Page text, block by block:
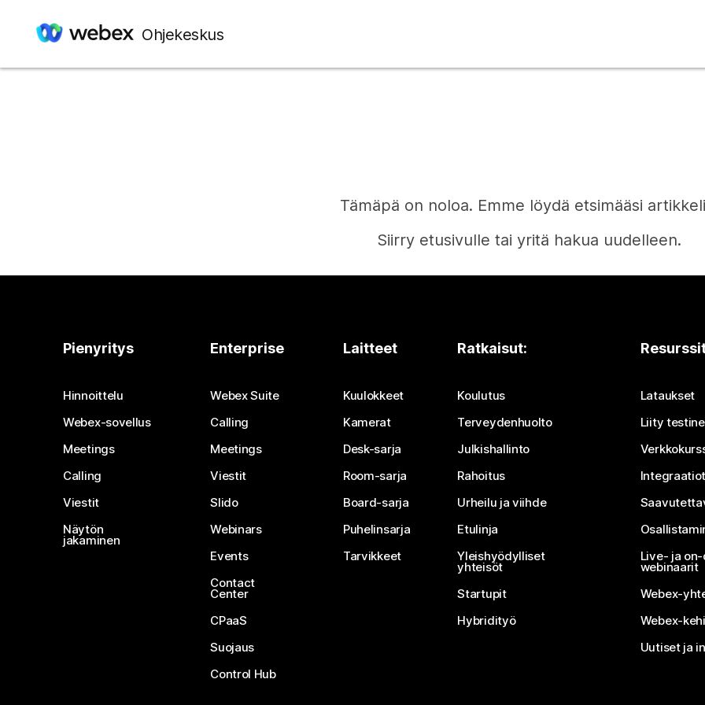
Ohjekeskus
Tämäpä on noloa. Emme löydä etsimääsi
Siirry etusivulle tai yritä hakua uudelleen.
Tarvitsetko vastauksen?
Lähetä kysymys
Pienyritys
Hinnoittelu
Webex-sovellus
Meetings
Calling
Viestit
Näytön
jakaminen
Enterprise
Webex Suite
Calling
Meetings
Viestit
Slido
Webinars
Events
Contact
Center
CPaaS
Suojaus
Control Hub
Laitteet
Kuulokkeet
Kamerat
Desk-sarja
Room-sarja
Board-sarja
Puhelinsarja
Tarvikkeet
Ratkaisut:
Koulutus
Terveydenhuolto
Julkishallinto
Rahoitus
Urheilu ja viihde
Etulinja
Yleishyödylliset
yhteisöt
Startupit
Hybridityö
Lataukset
Liity
Integraatiot
Live- ja
webinaarit
Webex-
Webex-
Uutiset ja